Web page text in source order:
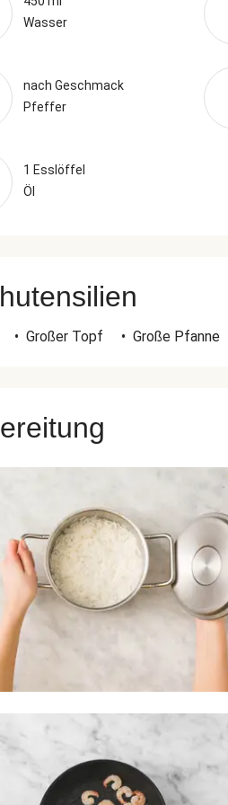
Wasser
nach Geschmack
Pfeffer
1 Esslöffel
Öl
• Großer Topf • Große Pfanne